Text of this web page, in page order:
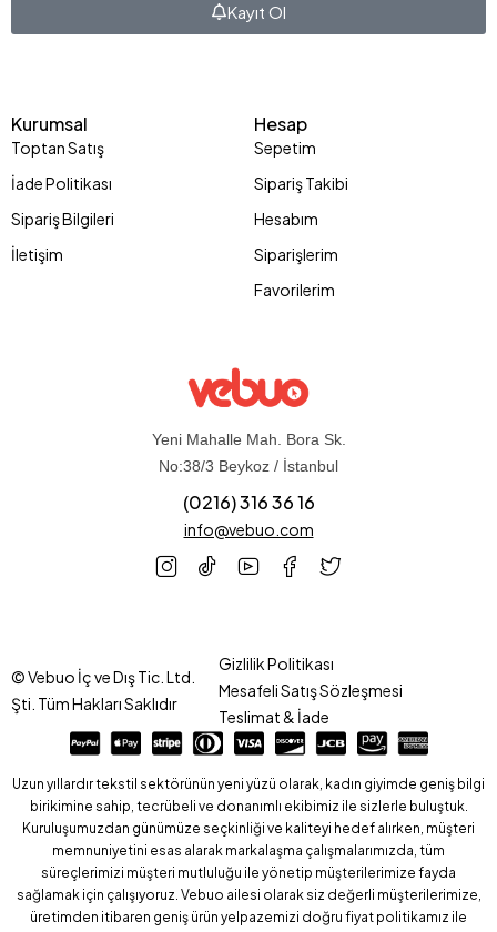
Yeni Mahalle Mah. Bora Sk.
No:38/3 Beykoz / İstanbul
(0216) 316 36 16
info@vebuo.com
Kurumsal
Toptan Satış
İade Politikası
Sipariş Bilgileri
İletişim
Hesap
Sepetim
Sipariş Takibi
Hesabım
Siparişlerim
Favorilerim
Kayıt Ol
© Vebuo İç ve Dış Tic. Ltd.
Şti. Tüm Hakları Saklıdır
Gizlilik Politikası
Mesafeli Satış Sözleşmesi
Teslimat & İade
Uzun yıllardır tekstil sektörünün yeni yüzü olarak, kadın giyimde geniş bilgi
birikimine sahip, tecrübeli ve donanımlı ekibimiz ile sizlerle buluştuk.
Kuruluşumuzdan günümüze seçkinliği ve kaliteyi hedef alırken, müşteri
memnuniyetini esas alarak markalaşma çalışmalarımızda, tüm
süreçlerimizi müşteri mutluluğu ile yönetip müşterilerimize fayda
sağlamak için çalışıyoruz. Vebuo ailesi olarak siz değerli müşterilerimize,
üretimden itibaren geniş ürün yelpazemizi doğru fiyat politikamız ile